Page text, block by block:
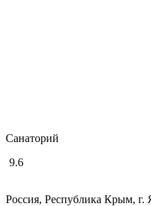
Санаторий
9.6
Россия, Республика Крым, г.